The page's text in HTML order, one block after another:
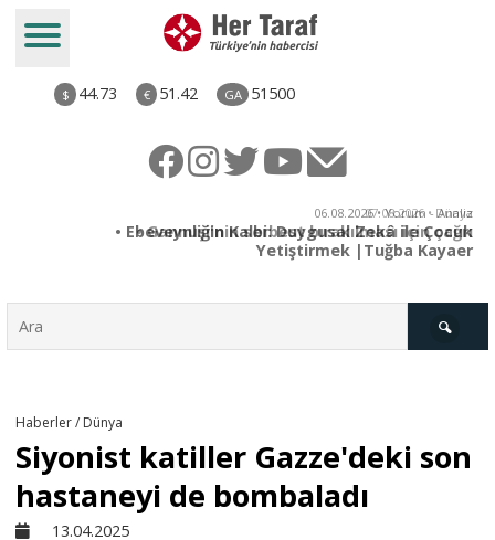
$ 44.73 € 51.42 GA 51500
06.08.2026 • Yorum - Analiz
• Ebeveynliğin Kalbi: Duygusal Zekâ ile Çocuk
Yetiştirmek |Tuğba Kayaer
Derkenar
Haberler / Dünya
Siyonist katiller Gazze'deki son
hastaneyi de bombaladı
13.04.2025